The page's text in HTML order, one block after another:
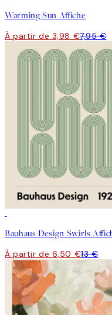
Warming Sun Affiche
À partir de 3,98 €7,95 €
Bauhaus Design Swirls
À partir de 6,50 €13 €